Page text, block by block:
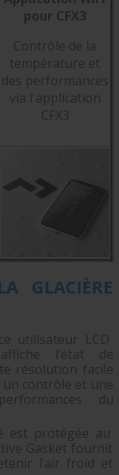
pour CFX3
Contrôle de la
température et
des performances
via l'application
CFX3
GLACIÈRE
utilisateur LCD
l’état de
résolution facile
contrôle et une
du
est protégée au
Gasket fournit
l’air froid et